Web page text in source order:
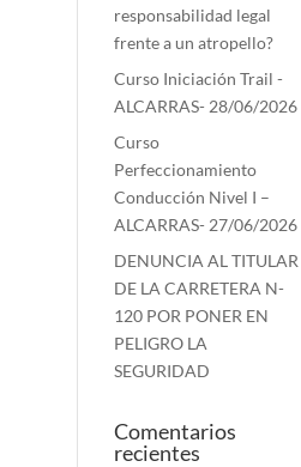
responsabilidad legal
frente a un atropello?
Curso Iniciación Trail -
ALCARRAS- 28/06/2026
Curso
Perfeccionamiento
Conducción Nivel I –
ALCARRAS- 27/06/2026
DENUNCIA AL TITULAR
DE LA CARRETERA N-
120 POR PONER EN
PELIGRO LA
SEGURIDAD
Comentarios
recientes